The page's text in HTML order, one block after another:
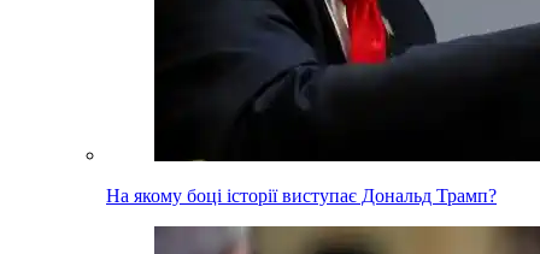
На якому боці історії виступає Дональд Трамп?